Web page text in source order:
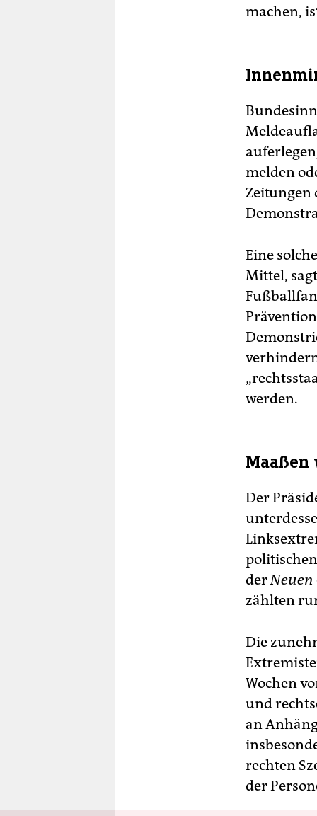
machen,
melden
Zeitungen
Eine
Mittel,
werden.
Der
derNeuen
zählten
Die
Wochen
und
an
rechten
der